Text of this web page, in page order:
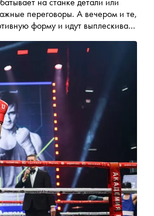
переговоры. А вечером и те,
форму и идут выплескивать
перчатки и выходить на ринг